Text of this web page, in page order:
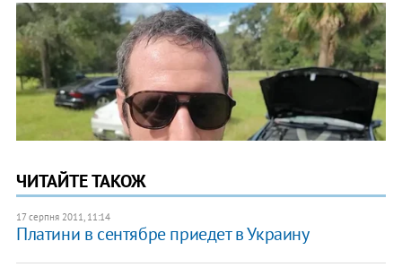
ЧИТАЙТЕ ТАКОЖ
17 серпня 2011, 11:14
Платини в сентябре приедет в Украину